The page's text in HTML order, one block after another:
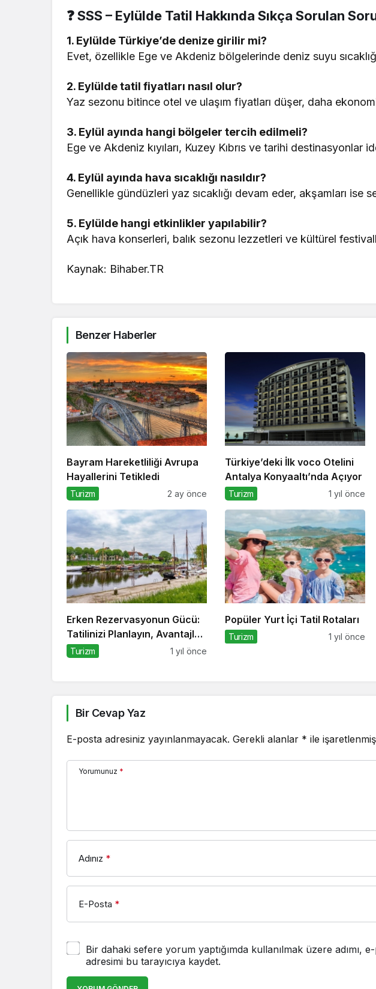
❓ SSS – Eylülde Tatil Hakkında Sıkça Sorulan
1. Eylülde Türkiye’de denize girilir mi?
Evet, özellikle Ege ve Akdeniz bölgelerinde deniz suyu
2. Eylülde tatil fiyatları nasıl olur?
Yaz sezonu bitince otel ve ulaşım fiyatları düşer, daha
3. Eylül ayında hangi bölgeler tercih edilmeli?
Ege ve Akdeniz kıyıları, Kuzey Kıbrıs ve tarihi destinasyonlar
4. Eylül ayında hava sıcaklığı nasıldır?
Genellikle gündüzleri yaz sıcaklığı devam eder, akşamları ise
5. Eylülde hangi etkinlikler yapılabilir?
Açık hava konserleri, balık sezonu lezzetleri ve kültürel
Kaynak: Bihaber.TR
Benzer Haberler
Bayram Hareketliliği Avrupa
Hayallerini Tetikledi
Turizm 2 ay önce
Türkiye’deki İlk voco Otelini
Antalya Konyaaltı’nda Açıyor
Turizm 1 yıl önce
Erken Rezervasyonun Gücü:
Tatilinizi Planlayın, Avantajları
Yakalayın!
Turizm 1 yıl önce
Popüler Yurt İçi Tatil Rotaları
Turizm 1 yıl önce
Bir Cevap Yaz
E-posta adresiniz yayınlanmayacak. Gerekli alanlar * ile
Yorumunuz *
Adınız *
E-Posta *
Bir dahaki sefere yorum yaptığımda kullanılmak üzere adımı,
adresimi bu tarayıcıya kaydet.